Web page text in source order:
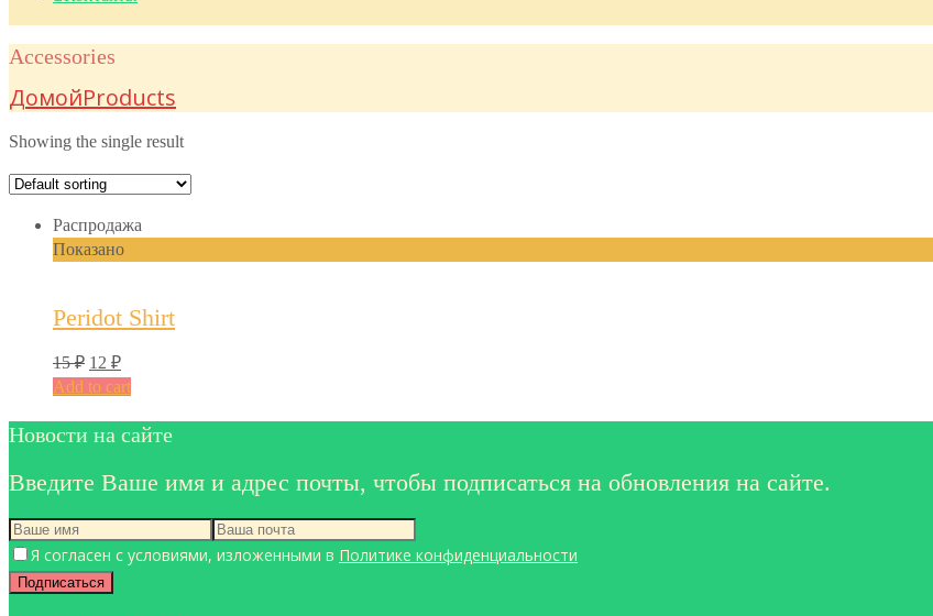
Accessories
ДомойProducts
Showing the single result
Распродажа
Показано
Peridot Shirt
15₽ 12 ₽
Add to cart
Новости на сайте
Введите Ваше имя и адрес почты, чтобы подписаться на обновления на сайте.
Я согласен с условиями, изложенными в Политике конфиденциальности